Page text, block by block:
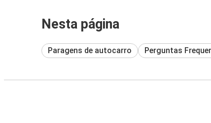
Nesta página
Paragens de autocarro Perguntas